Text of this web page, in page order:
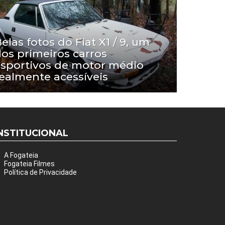
fotos do Fiat X1 / 9, um
primeiros carros
de motor médio
acessíveis
A Fogateia
Fogateia Filmes
Política de Privacidade